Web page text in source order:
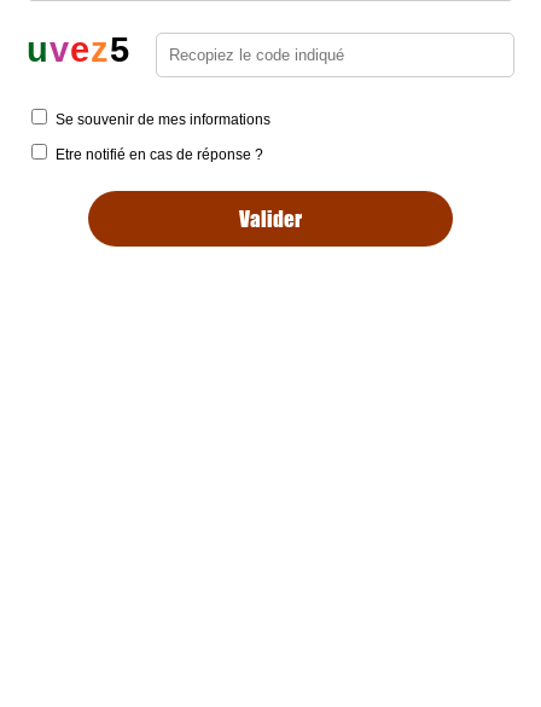
uvez5
Se souvenir de mes informations
Etre notifié en cas de réponse ?